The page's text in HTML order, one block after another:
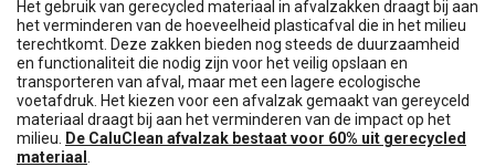
Het gebruik van gerecycled materiaal in afvalzakken draagt bij aan
het verminderen van de hoeveelheid plasticafval die in het milieu
terechtkomt. Deze zakken bieden nog steeds de duurzaamheid
en functionaliteit die nodig zijn voor het veilig opslaan en
transporteren van afval, maar met een lagere ecologische
voetafdruk. Het kiezen voor een afvalzak gemaakt van gereyceld
materiaal draagt bij aan het verminderen van de impact op het
milieu.
De CaluClean afvalzak bestaat voor 60% uit gerecycled
materiaal